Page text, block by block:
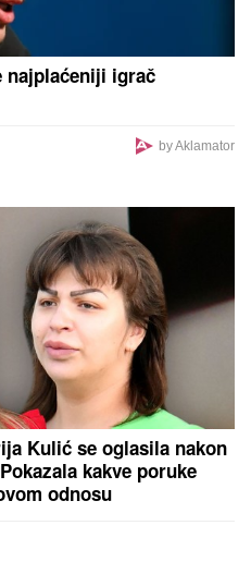
najplaćeniji igrač
by Aklamator
Kulić se oglasila nakon
kakve poruke
odnosu